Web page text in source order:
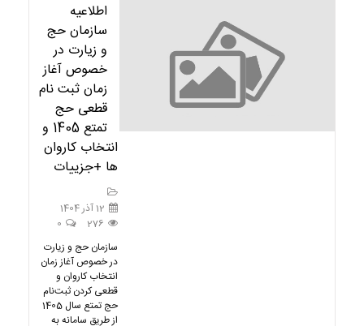
اطلاعیه
سازمان حج
و زیارت در
خصوص آغاز
زمان ثبت نام
قطعی حج
تمتع 1405 و
انتخاب کاروان
ها +جزییات
12 آذر 1404
276
0
سازمان حج و زیارت
در خصوص آغاز زمان
انتخاب کاروان و
قطعی کردن ثبت‌نام
حج تمتع سال 1405
از طریق سامانه به